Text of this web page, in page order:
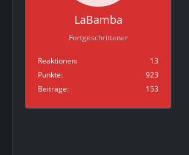
LaBamba
Fortgeschrittener
Reaktionen
13
Punkte
923
Beiträge
153